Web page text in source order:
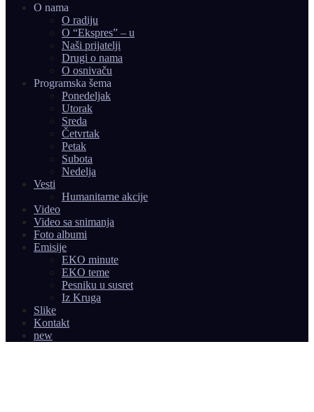
O nama
O radiju
O “Ekspres” – u
Naši prijatelji
Drugi o nama
O osnivaču
Programska šema
Ponedeljak
Utorak
Sreda
Četvrtak
Petak
Subota
Nedelja
Vesti
Humanitarne akcije
Video
Video sa snimanja
Foto albumi
Emisije
EKO minute
EKO teme
Pesniku u susret
Iz Kruga
Slike
Kontakt
new